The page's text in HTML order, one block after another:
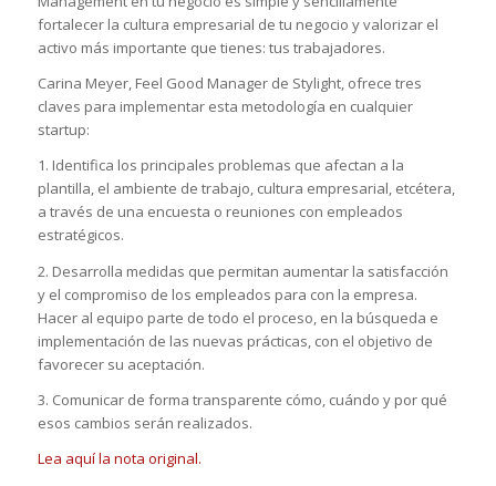
fortalecer la cultura empresarial de tu negocio y valorizar el
activo más importante que tienes: tus trabajadores.
Carina Meyer, Feel Good Manager de Stylight, ofrece tres
claves para implementar esta metodología en cualquier
startup:
1. Identifica los principales problemas que afectan a la
plantilla, el ambiente de trabajo, cultura empresarial, etcétera,
a través de una encuesta o reuniones con empleados
estratégicos.
2. Desarrolla medidas que permitan aumentar la satisfacción
y el compromiso de los empleados para con la empresa.
Hacer al equipo parte de todo el proceso, en la búsqueda e
implementación de las nuevas prácticas, con el objetivo de
favorecer su aceptación.
3. Comunicar de forma transparente cómo, cuándo y por qué
esos cambios serán realizados.
Lea aquí la nota original.